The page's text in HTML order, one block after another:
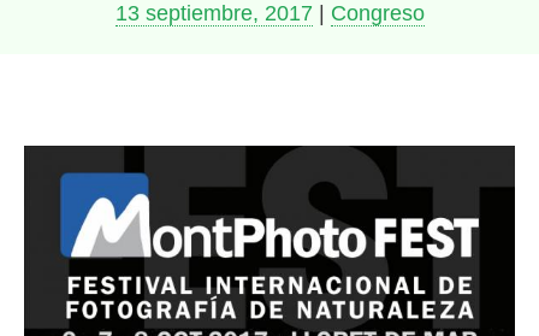
13 septiembre, 2017| Congreso